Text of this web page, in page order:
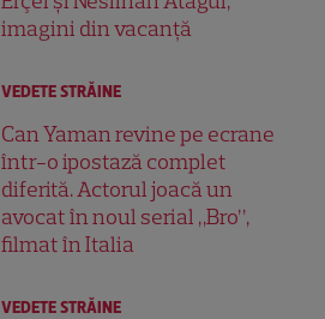
imagini din vacanță
VEDETE STRĂINE
Can Yaman revine pe ecrane
într-o ipostază complet
diferită. Actorul joacă un
avocat în noul serial „Bro”,
filmat în Italia
VEDETE STRĂINE